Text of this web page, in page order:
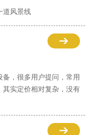
道风景线
，很多用户提问，常用
其实定价相对复杂，没有